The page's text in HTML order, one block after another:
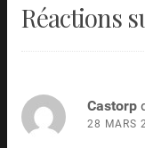
Réactions
Castorp
28 MARS